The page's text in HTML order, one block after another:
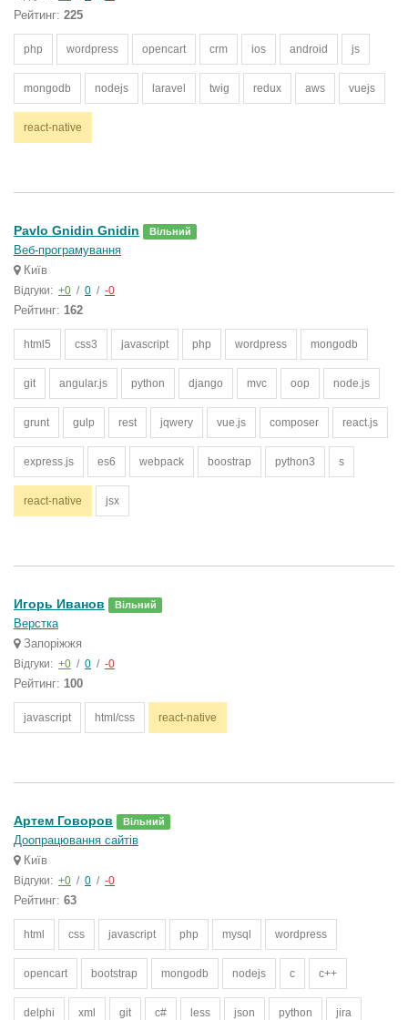
Рейтинг: 225
php wordpress opencart crm ios android js
mongodb nodejs laravel twig redux aws vuejs
react-native
Pavlo Gnidin Gnidin Вільний
Веб-програмування
Київ
Відгуки: +0 / 0 / -0
Рейтинг: 162
html5 css3 javascript php wordpress mongodb
git angular.js python django mvc oop node.js
grunt gulp rest jqwery vue.js composer react.js
express.js es6 webpack boostrap python3 s
react-native jsx
Игорь Иванов Вільний
Верстка
Запоріжжя
Відгуки: +0 / 0 / -0
Рейтинг: 100
javascript html/css react-native
Артем Говоров Вільний
Доопрацювання сайтів
Київ
Відгуки: +0 / 0 / -0
Рейтинг: 63
html css javascript php mysql wordpress
opencart bootstrap mongodb nodejs c c++
delphi xml git c# less json python jira